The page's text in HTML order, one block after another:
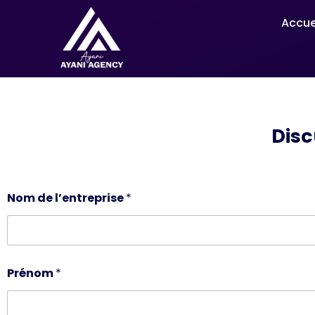
Nom de l’entreprise*
Prénom*